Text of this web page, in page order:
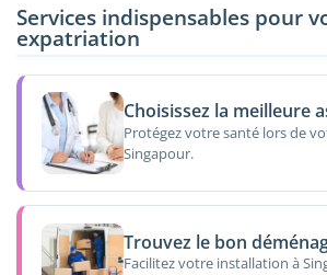
Services indispensables pour
expatriation
Choisissez la meilleure
Protégez votre santé lors de
Singapour.
Trouvez le bon
Facilitez votre installation à